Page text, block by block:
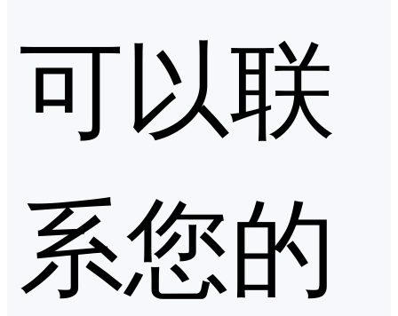
可以联
系您的